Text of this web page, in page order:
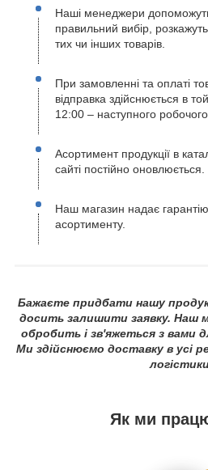
Наші менеджери
правильний вибір,
тих чи інших товарів.
При замовленні та оплаті
відправка здійснюється в
12:00 – наступного
Асортимент продукції в
сайті постійно оновлюється.
Наш магазин надає
асортименту.
Бажаєте придбати нашу
досить залишити заявку. Наш
обробить і зв'яжеться з вами
Ми здійснюємо доставку в усі
Як ми